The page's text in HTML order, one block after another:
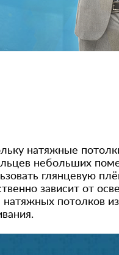
натяжные
небольших
глянцевую
зависит от
натяжных потолков